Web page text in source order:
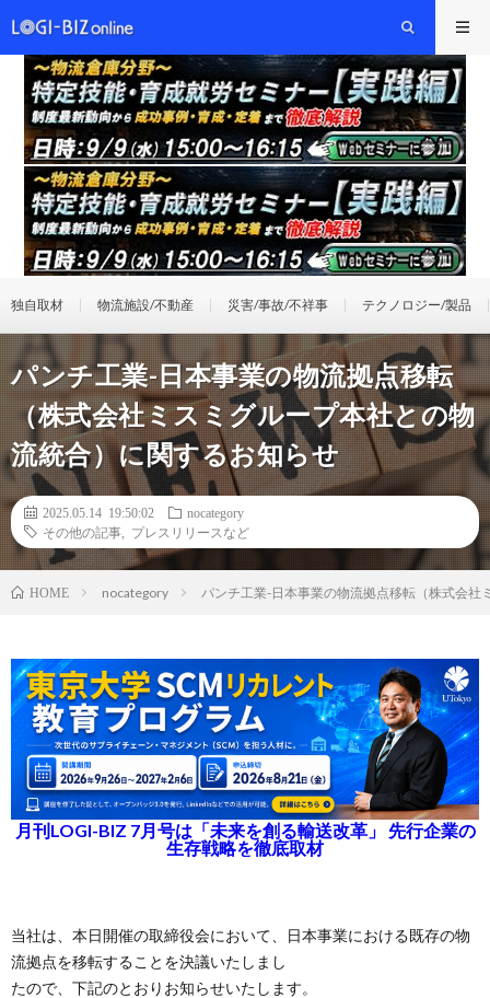
独自取材 物流施設/不動産 災害/事故/不祥事 テクノロジー/製品
パンチ工業-日本事業の物流拠点移転
（株式会社ミスミグループ本社との物
流統合）に関するお知らせ
2025.05.14 19:50:02
nocategory
その他の記事
プレスリリースなど
HOME nocategory パンチ工業-日本事業の物流拠点移転（株式会
月刊LOGI-BIZ 7月号は「未来を創る輸送改革」 先行企業の
生存戦略を徹底取材
当社は、本日開催の取締役会において、日本事業における既存の物
流拠点を移転することを決議いたしまし
たので、下記のとおりお知らせいたします。